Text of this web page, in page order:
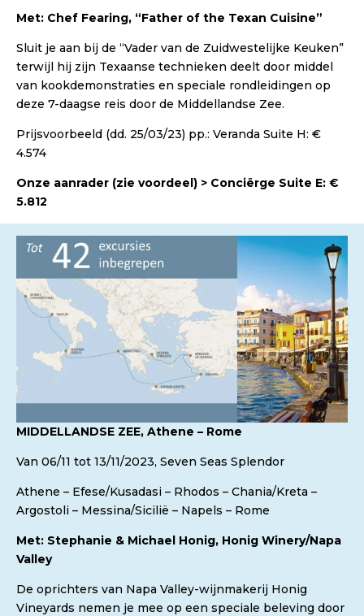
Met: Chef Fearing, “Father of the Texan Cuisine”
Sluit je aan bij de “Vader van de Zuidwestelijke Keuken”
terwijl hij zijn Texaanse technieken deelt door middel
van kookdemonstraties en speciale rondleidingen op
deze 7-daagse reis door de Middellandse Zee.
Prijsvoorbeeld (dd. 25/03/23) pp.: Veranda Suite H: €
4.574
Onze aanrader (zie voordeel) > Conciërge Suite E: €
5.812
MIDDELLANDSE ZEE, Athene – Rome
Van 06/11 tot 13/11/2023, Seven Seas Splendor
Athene – Efese/Kusadasi – Rhodos – Chania/Kreta –
Argostoli – Messina/Sicilië – Napels – Rome
Met: Stephanie & Michael Honig, Honig Winery/Napa
Valley
De oprichters van Napa Valley-wijnmakerij Honig
Vineyards nemen je mee op een speciale beleving door